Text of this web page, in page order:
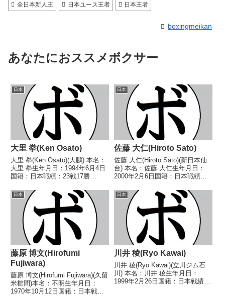
全日本新人王
日本ユース王者 日本王者
boxingmeikan
あなたにおススメボクサー
日本
大里 拳(Ken Osato)
大里 拳(Ken Osato)(大鵬) 本名：
大里 拳生年月日：1994年6月4日
国籍：日本戦績：23戦17勝
2012年度高校選抜ライトウェル
ター級優勝(アマチュア)2013年度
西日本スーパフェザー級新人...
日本
佐藤 大仁(Hiroto Sato)
佐藤 大仁(Hiroto Sato)(新日本仙
台) 本名：佐藤 大仁生年月日：
2000年2月6日国籍：日本戦績：6
し 【戦歴】2021/07/09 △4R判
定 0-1(38-38、37-39、38-38) ...
日本
藤原 博文(Hirofumi
Fujiwara)
藤原 博文(Hirofumi Fujiwara)(久留
米櫛間)本名：不明生年月日：
1970年10月12日国籍：日本戦
日本
川井 稜(Ryo Kawai)
川井 稜(Ryo Kawai)(立川ジム石
川) 本名：川井 稜生年月日：
1999年2月26日国籍：日本戦績：